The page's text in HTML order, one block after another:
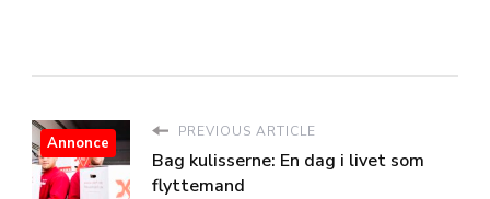
PREVIOUS ARTICLE
Bag kulisserne: En dag i livet som
flyttemand
Annonce